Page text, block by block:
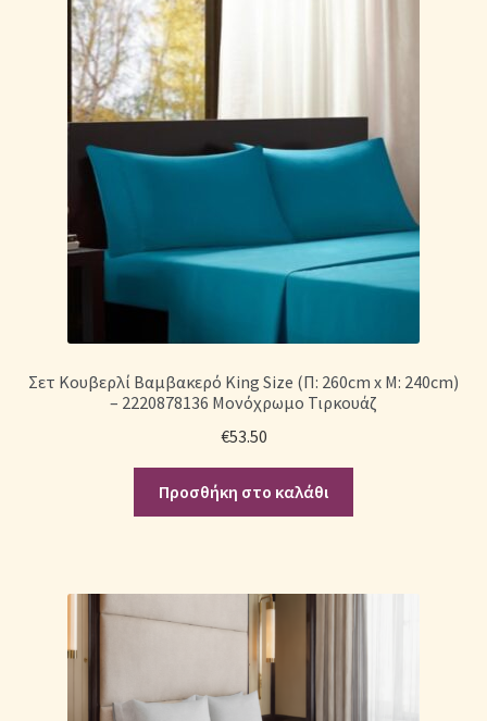
Σετ Κουβερλί Βαμβακερό King Size (Π: 260cm x Μ: 240cm)
– 2220878136 Μονόχρωμο Τιρκουάζ
€53.50
Προσθήκη στο καλάθι